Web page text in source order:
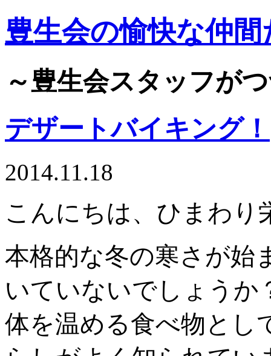
豊生会の愉快な仲間
～豊生会スタッフが
デザートバイキング！
2014.11.18
こんにちは、ひまわり
本格的な冬の寒さが始
いていないでしょうか
体を温める食べ物とし